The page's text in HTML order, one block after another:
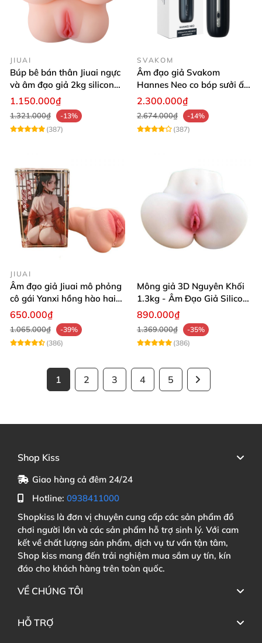
JIUAI
Búp bê bán thân Jiuai ngực
và âm đạo giả 2kg silicon
nguyên khối cao cấp
1.150.000₫
1.321.000₫
-13%
(387)
SVAKOM
Âm đạo giả Svakom
Hannes Neo co bóp sưởi ấm
tiện lợi điều khiển app
2.300.000₫
2.674.000₫
-14%
(387)
JIUAI
Âm đạo giả Jiuai mô phỏng
cô gái Yanxi hồng hào hai
lỗ bướm giả cầm tay 610g
650.000₫
1.065.000₫
-39%
(386)
Mông giả 3D Nguyên Khối
1.3kg - Âm Đạo Giả Silicon
Siêu Mềm 2 Lỗ Nằm Ngửa
890.000₫
1.369.000₫
-35%
(386)
1 2 3 4 5
Shop Kiss
Giao hàng cả đêm 24/24
Hotline: 0938411000
Shopkiss là đơn vị chuyên cung cấp các sản phẩm đồ
chơi người lớn và các sản phẩm hỗ trợ sinh lý. Với cam
kết về chất lượng sản phẩm, dịch vụ tư vấn tận tâm,
Shop kiss mang đến trải nghiệm mua sắm uy tín, kín
đáo cho khách hàng trên toàn quốc.
VỀ CHÚNG TÔI
HỖ TRỢ